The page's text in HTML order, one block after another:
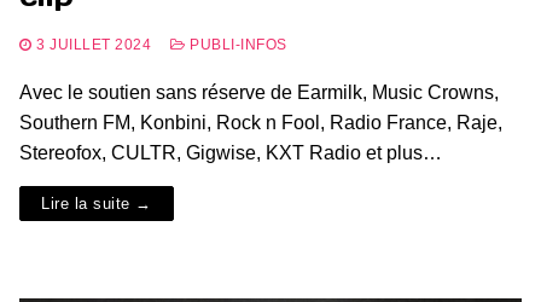
3 JUILLET 2024 PUBLI-INFOS
Avec le soutien sans réserve de Earmilk, Music Crowns,
Southern FM, Konbini, Rock n Fool, Radio France, Raje,
Stereofox, CULTR, Gigwise, KXT Radio et plus…
Lire la suite →